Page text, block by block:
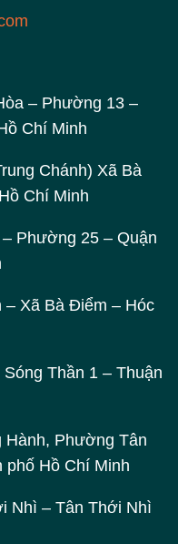
– Phường 13 –
Chí Minh
Chánh) Xã Bà
Chí Minh
Phường 25 – Quận
– Xã Bà Điểm – Hóc
Thần 1 – Thuận
Phường Tân
phố Hồ Chí Minh
Nhì – Tân Thới Nhì